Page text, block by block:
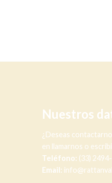
Nuestros
¿Deseas
en llamarnos o
Teléfono: (33)
Email: